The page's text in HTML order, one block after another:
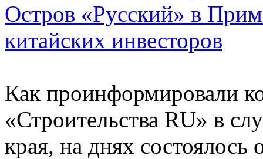
Остров «Русский» в
китайских инвесторов
Как проинформировали
«Строительства RU» в
края, на днях